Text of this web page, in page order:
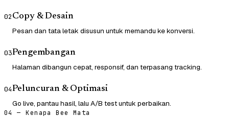
02Copy & Desain
Pesan dan tata letak disusun untuk memandu ke konversi.
03Pengembangan
Halaman dibangun cepat, responsif, dan terpasang tracking.
04Peluncuran & Optimasi
Go live, pantau hasil, lalu A/B test untuk perbaikan.
04 — Kenapa Bee Mata